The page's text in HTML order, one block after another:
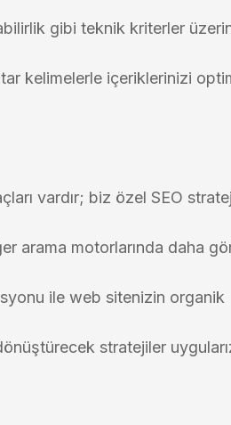
gibi teknik kriterler
kelimelerle içeriklerinizi
vardır; biz özel SEO
arama motorlarında daha
ile web sitenizin organik
stratejiler